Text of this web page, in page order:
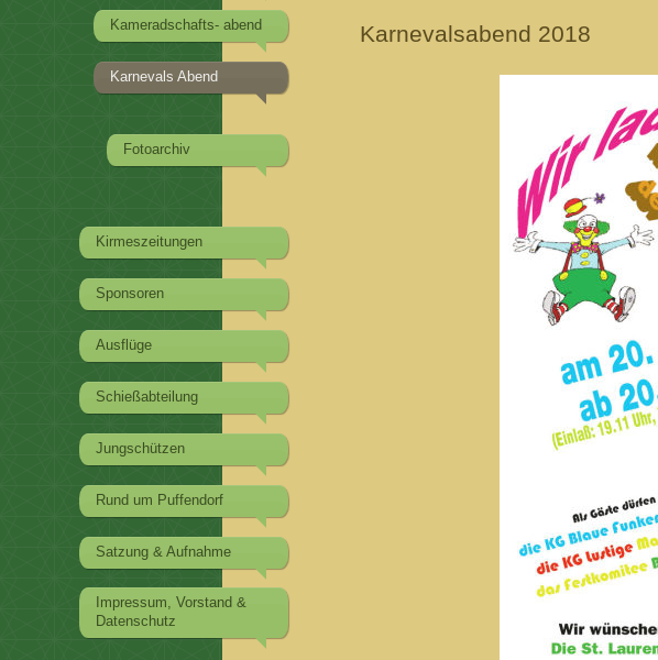
Kameradschafts- abend
Karnevals Abend
Fotoarchiv
Kirmeszeitungen
Sponsoren
Ausflüge
Schießabteilung
Jungschützen
Rund um Puffendorf
Satzung & Aufnahme
Impressum, Vorstand &
Datenschutz
Karnevalsabend 2018